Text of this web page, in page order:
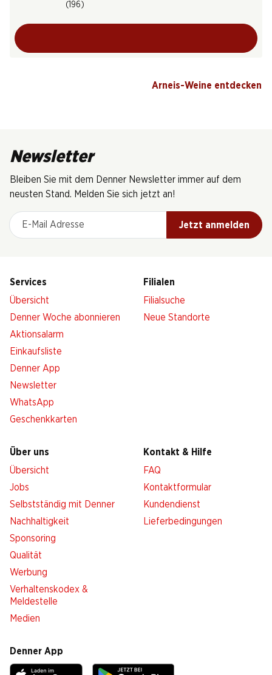
(196)
Arneis-Weine entdecken
Newsletter
Bleiben Sie mit dem Denner Newsletter immer auf dem
neusten Stand. Melden Sie sich jetzt an!
E-Mail Adresse
Jetzt anmelden
Services
Übersicht
Denner Woche abonnieren
Aktionsalarm
Einkaufsliste
Denner App
Newsletter
WhatsApp
Geschenkkarten
Filialen
Filialsuche
Neue Standorte
Über uns
Übersicht
Jobs
Selbstständig mit Denner
Nachhaltigkeit
Sponsoring
Qualität
Werbung
Verhaltenskodex &
Meldestelle
Medien
Kontakt & Hilfe
FAQ
Kontaktformular
Kundendienst
Lieferbedingungen
Denner App